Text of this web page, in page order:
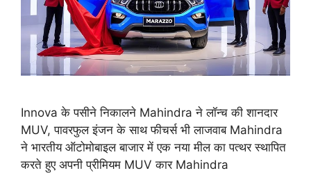
Innova के पसीने निकालने Mahindra ने लॉन्च की शानदार
MUV, पावरफुल इंजन के साथ फीचर्स भी लाजवाब Mahindra
ने भारतीय ऑटोमोबाइल बाजार में एक नया मील का पत्थर स्थापित
करते हुए अपनी प्रीमियम MUV कार Mahindra